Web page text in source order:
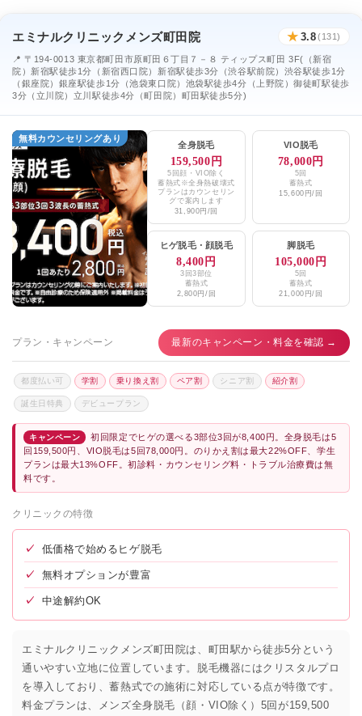
エミナルクリニックメンズ町田院 ★ 3.8(131)
📍 〒194-0013 東京都町田市原町田６丁目７－８ ティップス町田 3F(（新宿
院）新宿駅徒歩1分（新宿西口院）新宿駅徒歩3分（渋谷駅前院）渋谷駅徒歩1分
（銀座院）銀座駅徒歩1分（池袋東口院）池袋駅徒歩4分（上野院）御徒町駅徒歩
3分（立川院）立川駅徒歩4分（町田院）町田駅徒歩5分)
無料カウンセリングあり
全身脱毛
159,500円
5回顔・VIO除く
蓄熱式※全身熱破壊式
プランはカウンセリン
グで案内します
31,900円/回
VIO脱毛
78,000円
5回
蓄熱式
15,600円/回
ヒゲ脱毛・ 顔脱毛
8,400円
3回3部位
蓄熱式
2,800円/回
脚脱毛
105,000円
5回
蓄熱式
21,000円/回
プラン・キャンペーン 最新のキャンペーン・料金を確認 →
都度払い可 学割 乗り換え割 ペア割 シニア割 紹介割
誕生日特典 デビュープラン
キャンペーン
初回限定でヒゲの選べる3部位3回が8,400円。全身脱毛は5
回159,500円、VIO脱毛は5回78,000円。のりかえ割は最大22%OFF、学生
プランは最大13%OFF。初診料・カウンセリング料・トラブル治療費は無
料です。
クリニックの特徴
✓ 低価格で始めるヒゲ脱毛
✓ 無料オプションが豊富
✓ 中途解約OK
エミナルクリニックメンズ町田院は、町田駅から徒歩5分という
通いやすい立地に位置しています。脱毛機器にはクリスタルプロ
を導入しており、蓄熱式での施術に対応している点が特徴です。
料金プランは、メンズ全身脱毛（顔・VIO除く）5回が159,500